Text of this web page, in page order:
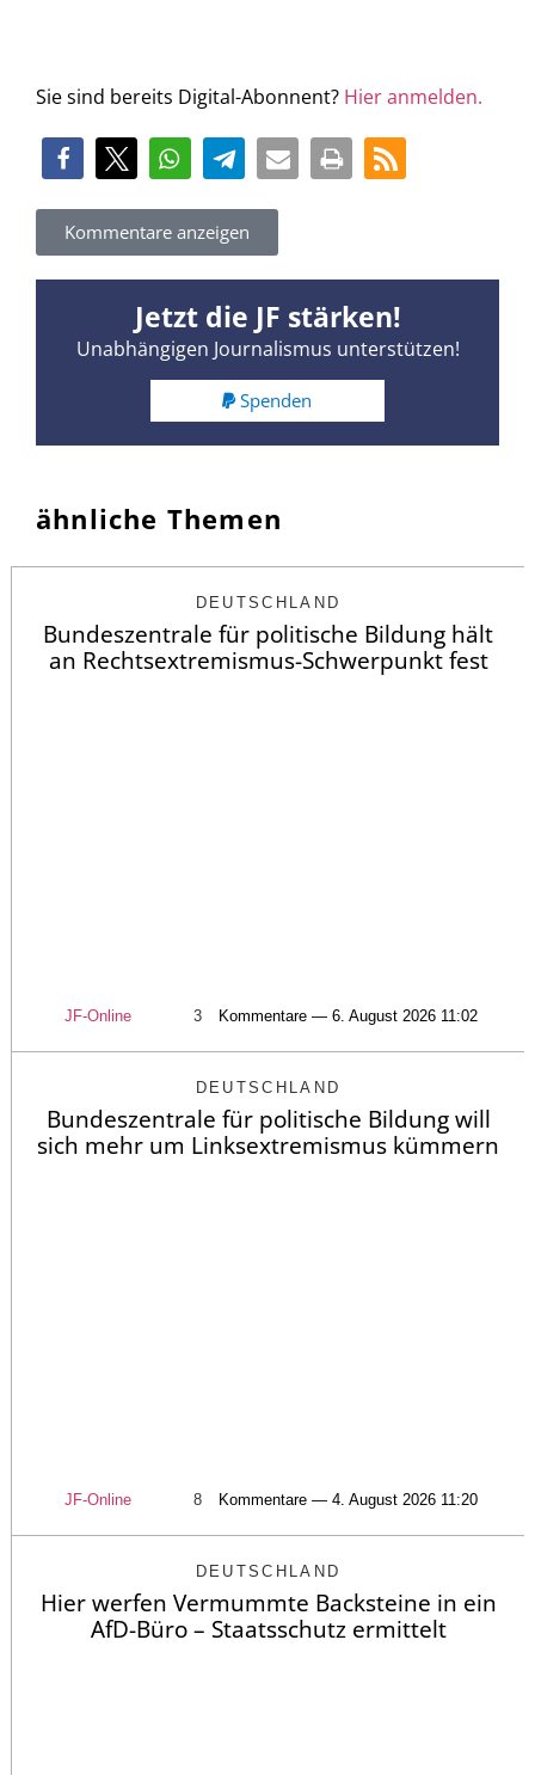
Sie sind bereits Digital-Abonnent? Hier anmelden.
Kommentare anzeigen
Jetzt die JF stärken!
Unabhängigen Journalismus unterstützen!
Spenden
ähnliche Themen
DEUTSCHLAND
Bundeszentrale für politische Bildung hält
an Rechtsextremismus-Schwerpunkt fest
JF-Online 3 Kommentare — 6. August 2026 11:02
DEUTSCHLAND
Bundeszentrale für politische Bildung will
sich mehr um Linksextremismus kümmern
JF-Online 8 Kommentare — 4. August 2026 11:20
DEUTSCHLAND
Hier werfen Vermummte Backsteine in ein
AfD-Büro – Staatsschutz ermittelt